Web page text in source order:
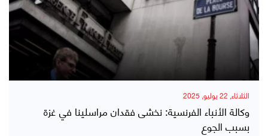
الثلاثاء, 22 يوليو, 2025
وكالة الأنباء الفرنسية: نخشى فقدان مراسلينا في غزة
بسبب الجوع